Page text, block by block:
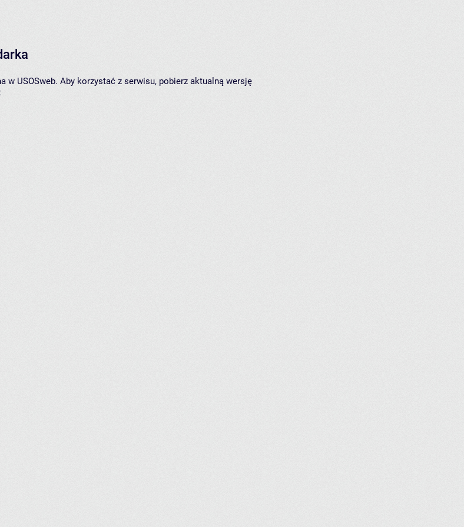
w USOSweb. Aby korzystać z serwisu, pobierz aktualną wersję